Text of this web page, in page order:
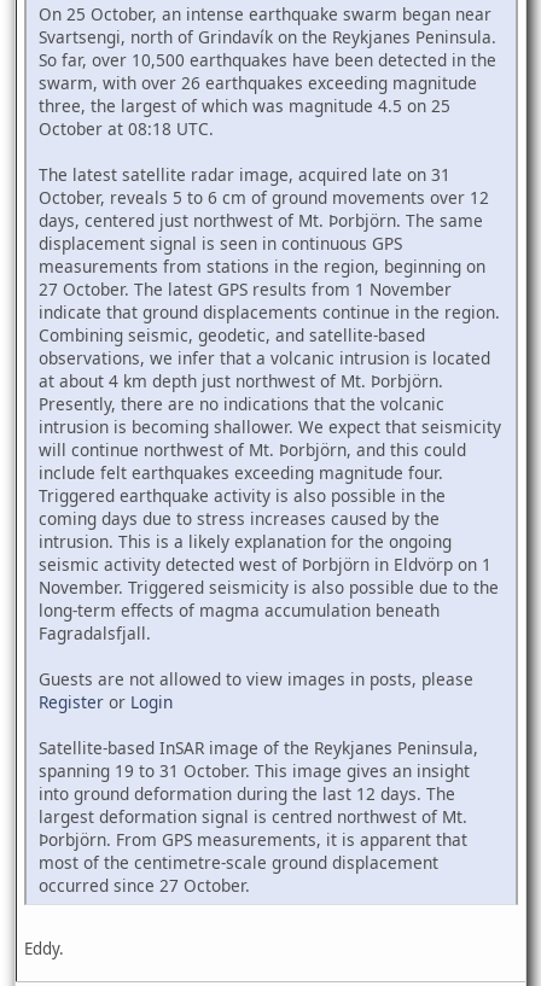
On 25 October, an intense earthquake swarm began near
Svartsengi, north of Grindavík on the Reykjanes Peninsula.
So far, over 10,500 earthquakes have been detected in the
swarm, with over 26 earthquakes exceeding magnitude
three, the largest of which was magnitude 4.5 on 25
October at 08:18 UTC.
The latest satellite radar image, acquired late on 31
October, reveals 5 to 6 cm of ground movements over 12
days, centered just northwest of Mt. Þorbjörn. The same
displacement signal is seen in continuous GPS
measurements from stations in the region, beginning on
27 October. The latest GPS results from 1 November
indicate that ground displacements continue in the region.
Combining seismic, geodetic, and satellite-based
observations, we infer that a volcanic intrusion is located
at about 4 km depth just northwest of Mt. Þorbjörn.
Presently, there are no indications that the volcanic
intrusion is becoming shallower. We expect that seismicity
will continue northwest of Mt. Þorbjörn, and this could
include felt earthquakes exceeding magnitude four.
Triggered earthquake activity is also possible in the
coming days due to stress increases caused by the
intrusion. This is a likely explanation for the ongoing
seismic activity detected west of Þorbjörn in Eldvörp on 1
November. Triggered seismicity is also possible due to the
long-term effects of magma accumulation beneath
Fagradalsfjall.
Guests are not allowed to view images in posts, please
Register or Login
Satellite-based InSAR image of the Reykjanes Peninsula,
spanning 19 to 31 October. This image gives an insight
into ground deformation during the last 12 days. The
largest deformation signal is centred northwest of Mt.
Þorbjörn. From GPS measurements, it is apparent that
most of the centimetre-scale ground displacement
occurred since 27 October.
Eddy.